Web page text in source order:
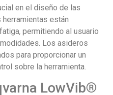
en el diseño de las
están
permitiendo al usuario
Los asideros
para proporcionar un
sobre la herramienta.
LowVib®